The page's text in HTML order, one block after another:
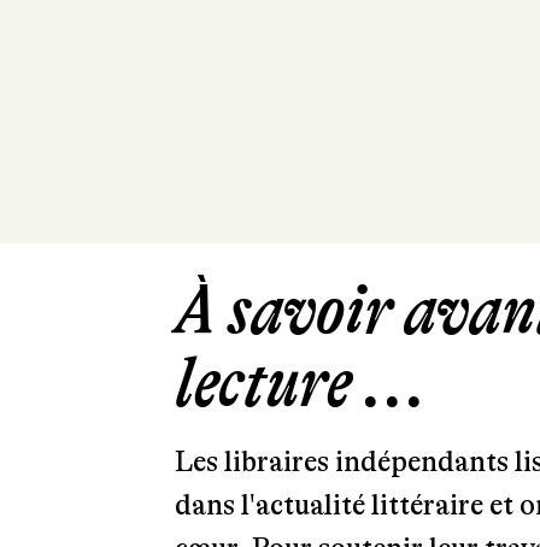
À savoir
lecture ...
Les libraires indépendants
dans l'actualité littéraire et